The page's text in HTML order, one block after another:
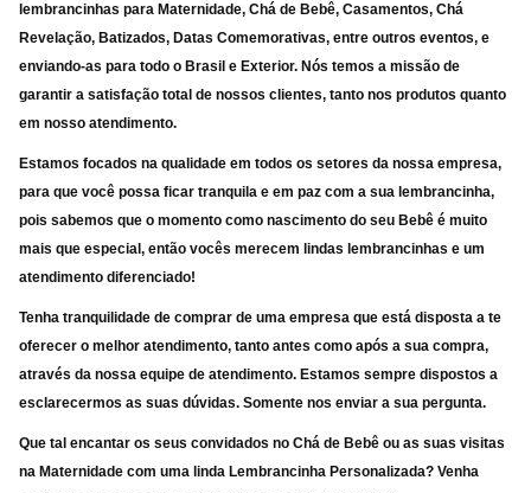
lembrancinhas para Maternidade, Chá de Bebê, Casamentos, Chá
Revelação, Batizados, Datas Comemorativas, entre outros eventos, e
enviando-as para todo o Brasil e Exterior. Nós temos a missão de
garantir a satisfação total de nossos clientes, tanto nos produtos quanto
em nosso atendimento.
Estamos focados na qualidade em todos os setores da nossa empresa,
para que você possa ficar tranquila e em paz com a sua lembrancinha,
pois sabemos que o momento como nascimento do seu Bebê é muito
mais que especial, então vocês merecem lindas lembrancinhas e um
atendimento diferenciado!
Tenha tranquilidade de comprar de uma empresa que está disposta a te
oferecer o melhor atendimento, tanto antes como após a sua compra,
através da nossa equipe de atendimento. Estamos sempre dispostos a
esclarecermos as suas dúvidas. Somente nos enviar a sua pergunta.
Que tal encantar os seus convidados no Chá de Bebê ou as suas visitas
na Maternidade com uma linda Lembrancinha Personalizada? Venha